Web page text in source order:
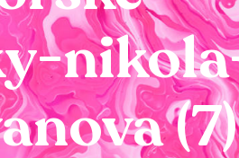
(7)